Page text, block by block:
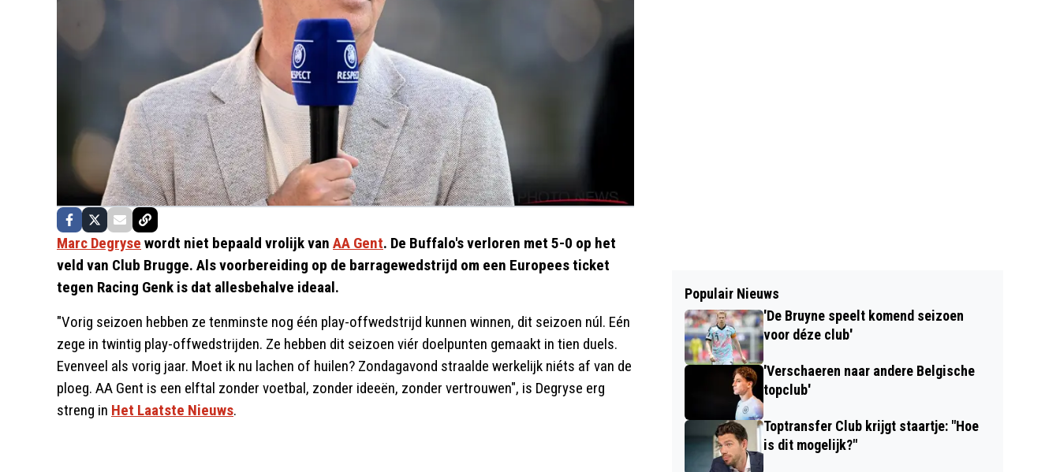
Marc Degryse wordt niet bepaald vrolijk van AA Gent. De Buffalo's verloren met 5-0 op het
veld van Club Brugge. Als voorbereiding op de barragewedstrijd om een Europees ticket
tegen Racing Genk is dat allesbehalve ideaal.
"Vorig seizoen hebben ze tenminste nog één play-offwedstrijd kunnen winnen, dit seizoen núl. Eén
zege in twintig play-offwedstrijden. Ze hebben dit seizoen viér doelpunten gemaakt in tien duels.
Evenveel als vorig jaar. Moet ik nu lachen of huilen? Zondagavond straalde werkelijk niéts af van de
ploeg. AA Gent is een elftal zonder voetbal, zonder ideeën, zonder vertrouwen", is Degryse erg
streng in Het Laatste Nieuws.
Populair Nieuws
'De Bruyne speelt komend seizoen
voor déze club'
'Verschaeren naar andere Belgische
topclub'
Toptransfer Club krijgt staartje: "Hoe
is dit mogelijk?"